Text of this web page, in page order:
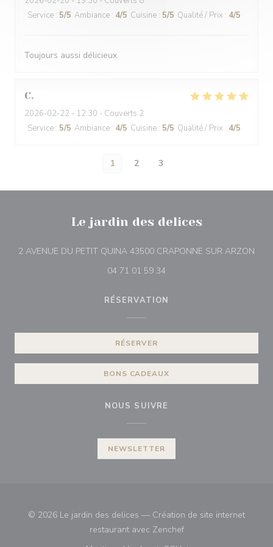
Service : 5/5 Ambiance : 4/5 Cuisine : 5/5 Qualité / Prix : 4/5
Toujours aussi délicieux
C
2026-02-22 - 12:30 - Couverts 2
Service : 5/5 Ambiance : 4/5 Cuisine : 5/5 Qualité / Prix : 4/5
1 2 3
Le jardin des delices
2 AVENUE DU PETIT QUINA 43500 CRAPONNE SUR ARZON
04 71 01 59 34
RÉSERVATION
RÉSERVER
BONS CADEAUX
NOUS SUIVRE
NEWSLETTER
© 2026 Le jardin des delices — Création de site internet
restaurant avec Zenchef((ouvre une nouvelle